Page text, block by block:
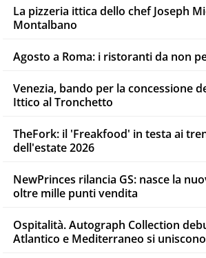
La pizzeria ittica dello chef Joseph
Montalbano
Agosto a Roma: i ristoranti da non
Venezia, bando per la concessione
Ittico al Tronchetto
TheFork: il 'Freakfood' in testa ai
dell'estate 2026
NewPrinces rilancia GS: nasce la
oltre mille punti vendita
Ospitalità. Autograph Collection
Atlantico e Mediterraneo si